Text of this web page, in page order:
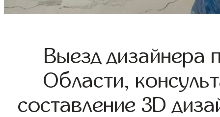
Выезд дизайнера
Области,
составление 3D